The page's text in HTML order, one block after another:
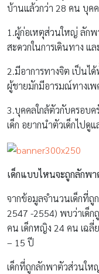
บ้านแล้วกว่า 28 คน บุค
1.ผู้ก่อเหตุส่วนใหญ่ ลักพ
สะดวกในการเดินทาง แ
2.มีอาการทางจิต เป็นไ
ผู้ชายมักมีอารมณ์ทางเพ
3.บุคคลใกล้ตัวกับครอบ
เด็ก อยากนำตัวเด็กไปดู
เด็กแบบไหนจะถูกลักพา
จากข้อมูลจำนวนเด็กที่
2547 -2554) พบว่าเด็ก
คน เด็กหญิง 24 คน เฉลี่
– 15 ปี
เด็กที่ถูกลักพาตัวส่วนใ